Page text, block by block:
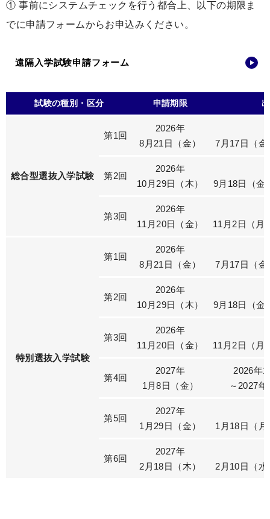
① 事前にシステムチェックを行う都合上、以下の期限ま
でに申請フォームからお申込みください。
遠隔入学試験申請フォーム
試験の種別・区分 申請期限
総合型選抜入学試験
第1回
2026年
8月21日（金）
7月17日（
第2回
2026年
10月29日（木）
9月18日（金
第3回
2026年
11月20日（金）
11月2日（月
特別選抜入学試験
第1回
2026年
8月21日（金）
7月17日（
第2回
2026年
10月29日（木）
9月18日（金
第3回
2026年
11月20日（金）
11月2日（月
第4回
2027年
1月8日（金）
2026年
～2027
第5回
2027年
1月29日（金）
1月18日（
第6回
2027年
2月18日（木）
2月10日（